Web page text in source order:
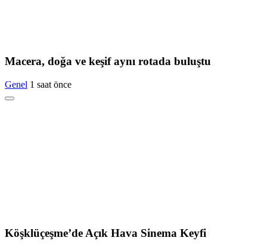
Macera, doğa ve keşif aynı rotada buluştu
Genel 1 saat önce
Köşklüçeşme’de Açık Hava Sinema Keyfi